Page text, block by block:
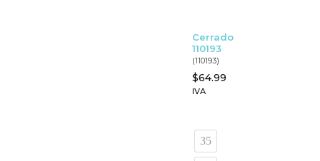
Cerrado
110193
(110193)
$64.99
IVA
35